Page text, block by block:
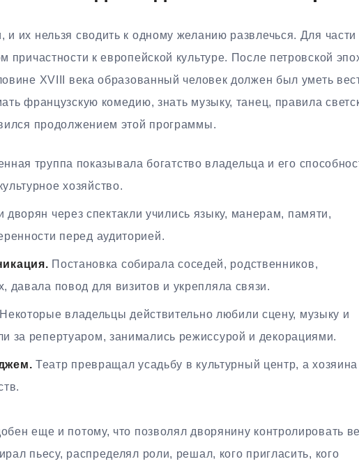
их нельзя сводить к одному желанию развлечься. Для части
причастности к европейской культуре. После петровской
XVIII века образованный человек должен был уметь
французскую комедию, знать музыку, танец, правила
продолжением этой программы.
труппа показывала богатство владельца и его
хозяйство.
дворян через спектакли учились языку, манерам, памяти,
перед аудиторией.
Постановка собирала соседей, родственников,
давала повод для визитов и укрепляла связи.
Некоторые владельцы действительно любили сцену, музыку и
за репертуаром, занимались режиссурой и декорациями.
Театр превращал усадьбу в культурный центр, а
еще и потому, что позволял дворянину контролировать
пьесу, распределял роли, решал, кого пригласить, кого